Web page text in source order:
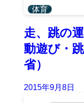
体育
走、跳の
動遊び・
省）
2015年9月8日